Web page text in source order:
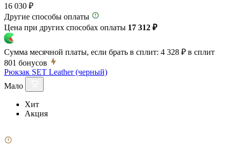
16 030 ₽
Другие способы оплаты
Цена при других способах оплаты 17 312 ₽
Сумма месячной платы, если брать в сплит: 4 328 ₽ в сплит
801 бонусов
Рюкзак SET Leather (черный)
Мало
Хит
Акция